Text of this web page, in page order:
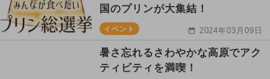
国のプリンが大集結！
イベント 2024年03月09日
暑さ忘れるさわやかな高原でアク
ティビティを満喫！